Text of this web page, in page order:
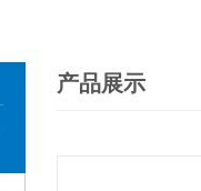
产品展示